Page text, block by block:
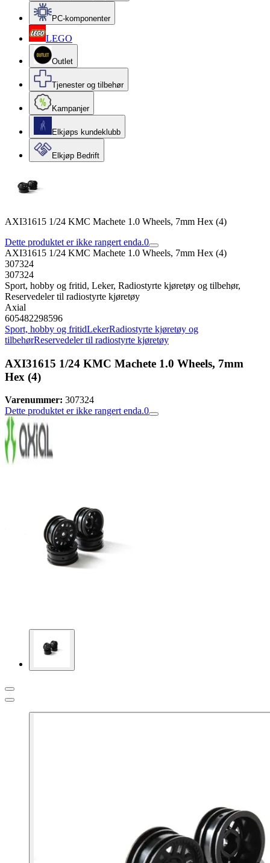
PC-komponenter
LEGO
Outlet
Tjenester og tilbehør
Kampanjer
Elkjøps kundeklubb
Elkjøp Bedrift
AXI31615 1/24 KMC Machete 1.0 Wheels, 7mm Hex (4)
Dette produktet er ikke rangert enda.0
AXI31615 1/24 KMC Machete 1.0 Wheels, 7mm Hex (4)
307324
307324
Sport, hobby og fritid, Leker, Radiostyrte kjøretøy og tilbehør,
Reservedeler til radiostyrte kjøretøy
Axial
605482298596
Sport, hobby og fritidLekerRadiostyrte kjøretøy og
tilbehørReservedeler til radiostyrte kjøretøy
AXI31615 1/24 KMC Machete 1.0 Wheels, 7mm
Hex (4)
Varenummer: 307324
Dette produktet er ikke rangert enda.0